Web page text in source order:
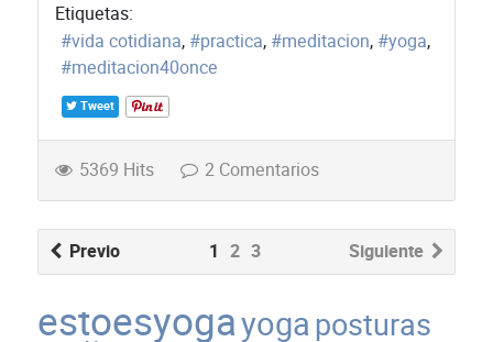
Etiquetas:
vida cotidiana
practica meditacion
yoga
meditacion40once
Tweet
5369 Hits 2 Comentarios
Previo Siguiente
1 2 3
estoesyogayogaposturas